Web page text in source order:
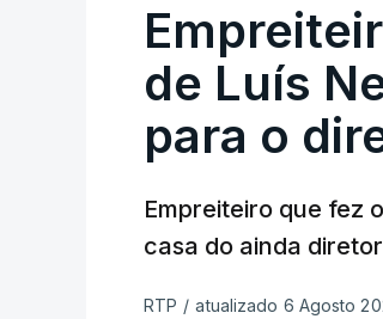
de Luís
para o
Empreiteiro que fez
casa do ainda
RTP / atualizado 6 Agosto